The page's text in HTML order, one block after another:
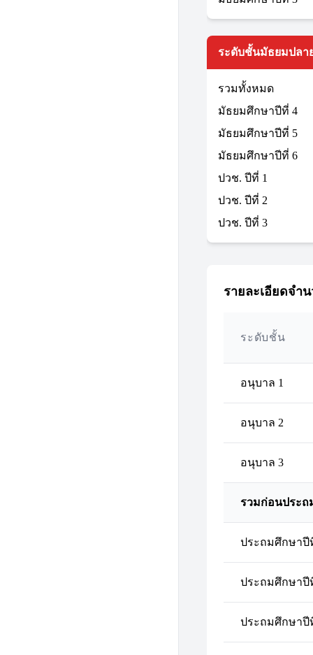
ระดับชั้นมัธยมปลา
รวมทั้งหมด
มัธยมศึกษาปีที่ 4
มัธยมศึกษาปีที่ 5
มัธยมศึกษาปีที่ 6
ปวช. ปีที่ 1
ปวช. ปีที่ 2
ปวช. ปีที่ 3
รายละเอียดจำ
ระดับชั้น
อนุบาล 1
อนุบาล 2
อนุบาล 3
รวมก่อนประถ
ประถมศึกษาปี
ประถมศึกษาปี
ประถมศึกษาปี